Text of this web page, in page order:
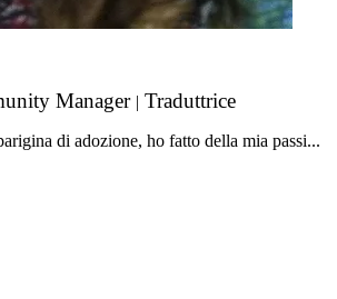
Manager | Traduttrice
di adozione, ho fatto della mia passi...